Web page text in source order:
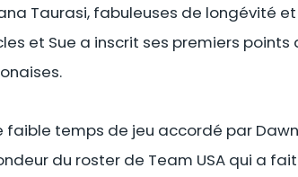
Taurasi, fabuleuses de longévité
et Sue a inscrit ses premiers
faible temps de jeu accordé par
du roster de Team USA qui a